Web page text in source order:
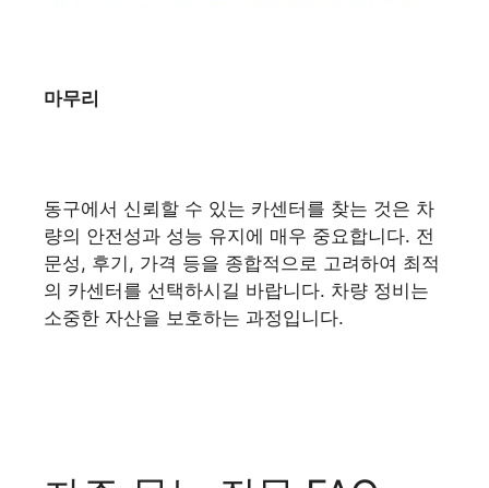
마무리
동구에서 신뢰할 수 있는 카센터를 찾는 것은 차
량의 안전성과 성능 유지에 매우 중요합니다. 전
문성, 후기, 가격 등을 종합적으로 고려하여 최적
의 카센터를 선택하시길 바랍니다. 차량 정비는
소중한 자산을 보호하는 과정입니다.